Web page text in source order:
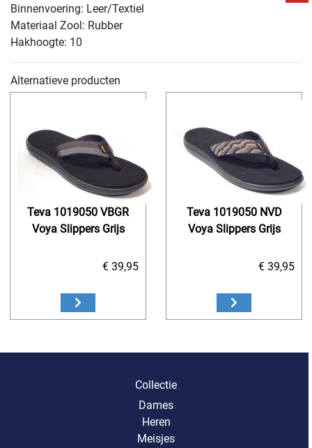
Binnenvoering: Leer/Textiel
Materiaal Zool: Rubber
Hakhoogte: 10
Alternatieve producten
Teva 1019050 VBGR
Voya Slippers Grijs
€ 39,95
Teva 1019050 NVD
Voya Slippers Grijs
€ 39,95
Collectie
Dames
Heren
Meisjes